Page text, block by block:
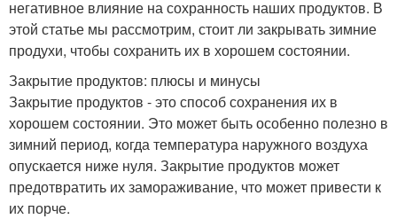
негативное влияние на сохранность наших продуктов. В
этой статье мы рассмотрим, стоит ли закрывать зимние
продухи, чтобы сохранить их в хорошем состоянии.
Закрытие продуктов: плюсы и минусы
Закрытие продуктов - это способ сохранения их в
хорошем состоянии. Это может быть особенно полезно в
зимний период, когда температура наружного воздуха
опускается ниже нуля. Закрытие продуктов может
предотвратить их замораживание, что может привести к
их порче.